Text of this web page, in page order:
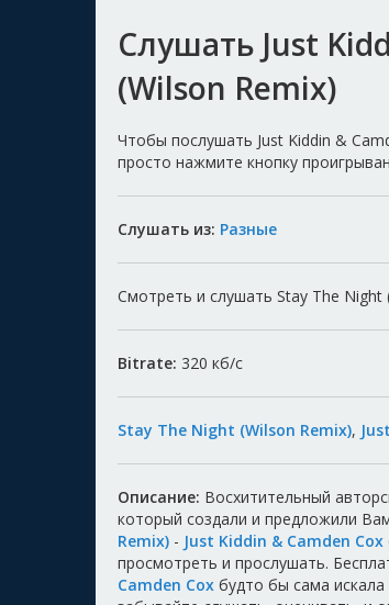
Слушать Just
(Wilson Remix)
Чтобы послушать Just Kiddin &
просто нажмите кнопку
Слушать из: Разные
Смотреть и слушать Stay The Night
Bitrate: 320 кб/с
Stay The Night (Wilson Remix),
Описание: Восхитительный
который создали и предложили
Remix) - Just Kiddin & Camden Cox
просмотреть и прослушать.
Camden Cox будто бы сама